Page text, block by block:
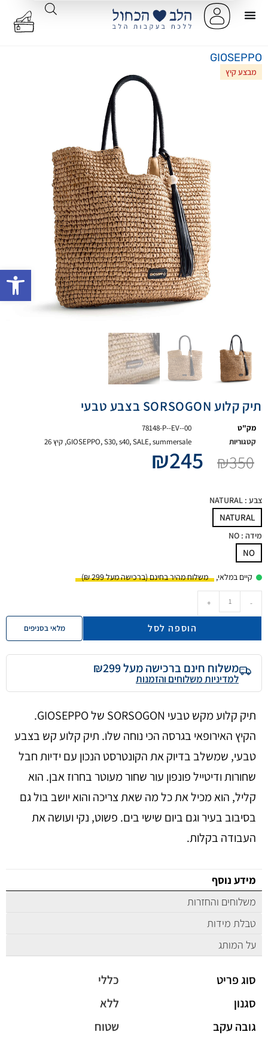
GIOSEPPO
מבצע קיץ
תיק קלוע SORSOGON בצבע טבעי
מק"ט
78148-P--EV--00
קטגוריות
GIOSEPPO,S30,s40,SALE,summersale
, קיץ 26
₪350
₪245
צבע : NATURAL
NATURAL
מידה : NO
NO
קיים במלאי,
-
+
הוספה לסל מלאי בסניפים
משלוח חינם ברכישה מעל ₪299
למדיניות משלוחים והזמנות
תיק קלוע מקש טבעי SORSOGON של GIOSEPPO.
הקיץ האירופאי בגרסה הכי נוחה שלו. תיק קלוע קש בצבע
טבעי, שמשלב בדיוק את הקונטרסט הנכון עם ידיות חבל
שחורות ודיטייל פונפון עור שחור מעוטר בחרוז אבן. הוא
קליל, הוא מכיל את כל מה שאת צריכה והוא יושב בול גם
בסיבוב בעיר וגם ביום שישי בים. פשוט, נקי ועושה את
העבודה בקלות.
מידע נוסף
משלוחים והחזרות
טבלת מידות
על המותג
סוג פריט
כללי
סגנון
ללא
גובה עקב
שטוח